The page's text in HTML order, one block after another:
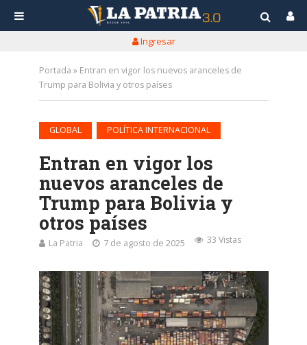
Ingresar
Portada » Entran en vigor los nuevos aranceles de
Trump para Bolivia y otros países
GLOBAL POLÍTICA INTERNACIONAL
Entran en vigor los
nuevos aranceles de
Trump para Bolivia y
otros países
La Patria 7 de agosto de 2025 33 Vistas